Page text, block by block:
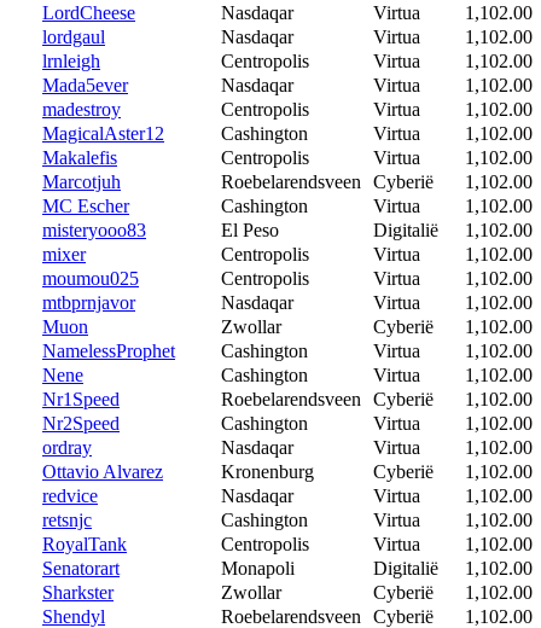
LordCheese
Nasdaqar Virtua
1,102.00
lordgaul
Nasdaqar Virtua
1,102.00
lrnleigh
Centropolis Virtua
1,102.00
Mada5ever
Nasdaqar Virtua
1,102.00
madestroy
Centropolis Virtua
1,102.00
MagicalAster12
Cashington Virtua
1,102.00
Makalefis
Centropolis Virtua
1,102.00
Marcotjuh
Roebelarendsveen Cyberië
1,102.00
MC Escher
Cashington Virtua
1,102.00
misteryooo83
El Peso Digitalië
1,102.00
mixer
Centropolis Virtua
1,102.00
moumou025
Centropolis Virtua
1,102.00
mtbprnjavor
Nasdaqar Virtua
1,102.00
Muon
Zwollar Cyberië
1,102.00
NamelessProphet
Cashington Virtua
1,102.00
Nene
Cashington Virtua
1,102.00
Nr1Speed
Roebelarendsveen Cyberië
1,102.00
Nr2Speed
Cashington Virtua
1,102.00
ordray
Nasdaqar Virtua
1,102.00
Ottavio Alvarez
Kronenburg Cyberië
1,102.00
redvice
Nasdaqar Virtua
1,102.00
retsnjc
Cashington Virtua
1,102.00
RoyalTank
Centropolis Virtua
1,102.00
Senatorart
Monapoli Digitalië
1,102.00
Sharkster
Zwollar Cyberië
1,102.00
Shendyl
Roebelarendsveen Cyberië
1,102.00